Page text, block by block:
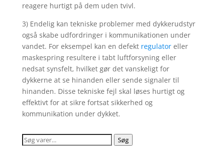
reagere hurtigt på dem uden tvivl.
3) Endelig kan tekniske problemer med dykkerudstyr
også skabe udfordringer i kommunikationen under
vandet. For eksempel kan en defekt regulatoreller
maskespring resultere i tabt luftforsyning eller
nedsat synsfelt, hvilket gør det vanskeligt for
dykkerne at se hinanden eller sende signaler til
hinanden. Disse tekniske fejl skal løses hurtigt og
effektivt for at sikre fortsat sikkerhed og
kommunikation under dykket.
Søg
Søg